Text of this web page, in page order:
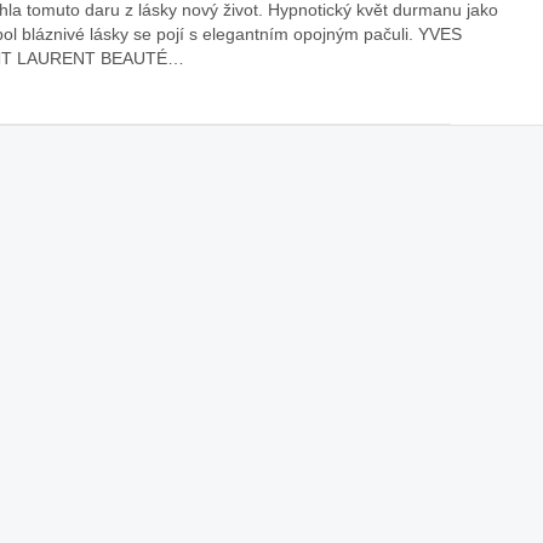
tomuto daru z lásky nový život. Hypnotický květ durmanu jako
bláznivé lásky se pojí s elegantním opojným pačuli. YVES
LAURENT BEAUTÉ…
správného poutání
autosedačky
stručně o autosedačkách
Zabavte děti na cestách